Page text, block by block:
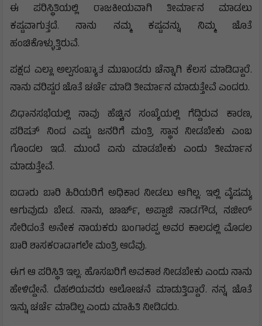
ಈ ಪರಿಸ್ಥಿತಿಯಲ್ಲಿ ರಾಜಕೀಯವಾಗಿ ತೀರ್ಮಾನ ಮಾಡಲು
ಕಷ್ಟವಾಗುತ್ತದೆ. ನಾನು ನಮ್ಮ ಕಷ್ಟವನ್ನು ನಿಮ್ಮ ಜೊತೆ
ಹಂಚಿಕೊಳ್ಳುತ್ತಿರುವೆ.
ಪಕ್ಷದ ಎಲ್ಲಾ ಅಲ್ಪಸಂಖ್ಯಾತ ಮುಖಂಡರು ಚೆನ್ನಾಗಿ ಕೆಲಸ ಮಾಡಿದ್ದಾರೆ.
ನಾನು ವರಿಷ್ಟರ ಜೊತೆ ಚರ್ಚೆ ಮಾಡಿ ತೀರ್ಮಾನ ಮಾಡುತ್ತೇವೆ ಎಂದರು.
ವಿಧಾನಸಭೆಯಲ್ಲಿ ನಾವು ಹೆಚ್ಚಿನ ಸಂಖ್ಯೆಯಲ್ಲಿ ಗೆದ್ದಿರುವ ಕಾರಣ,
ಪರಿಷತ್ ನಿಂದ ಎಷ್ಟು ಜನರಿಗೆ ಮಂತ್ರಿ ಸ್ಥಾನ ನೀಡಬೇಕು ಎಂಬ
ಗೊಂದಲ ಇದೆ. ಮುಂದೆ ಏನು ಮಾಡಬೇಕು ಎಂದು ತೀರ್ಮಾನ
ಮಾಡುತ್ತೇವೆ.
ಐದಾರು ಬಾರಿ ಹಿರಿಯರಿಗೆ ಅಧಿಕಾರ ನೀಡಲು ಆಗಿಲ್ಲ. ಇಲ್ಲಿ ವೈಷಮ್ಯ
ಆಗುವುದು ಬೇಡ. ನಾನು, ಜಾರ್ಜ್, ಅಪ್ಪಾಜಿ ನಾಡಗೌಡ, ನಜೀರ್
ಸೇರಿದಂತೆ ಅನೇಕ ನಾಯಕರು ಬಂಗಾರಪ್ಪ ಅವರ ಕಾಲದಲ್ಲಿ ಮೊದಲ
ಬಾರಿ ಶಾಸಕರಾದಾಗಲೇ ಮಂತ್ರಿ ಆದೆವು.
ಈಗ ಆ ಪರಿಸ್ಥಿತಿ ಇಲ್ಲ. ಹೊಸಬರಿಗೆ ಅವಕಾಶ ನೀಡಬೇಕು ಎಂದು ನಾನು
ಹೇಳಿದ್ದೇನೆ. ದೆಹಲಿಯವರು ಆಲೋಚನೆ ಮಾಡುತ್ತಿದ್ದಾರೆ. ನನ್ನ ಜೊತೆ
ಇನ್ನು ಚರ್ಚೆ ಮಾಡಿಲ್ಲ ಎಂದು ಮಾಹಿತಿ ನೀಡಿದರು.